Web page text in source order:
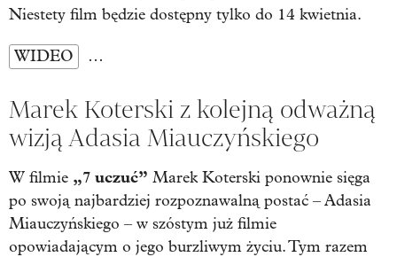
Niestety film będzie dostępny tylko do 14 kwietnia.
WIDEO …
Marek Koterski z kolejną odważną
wizją Adasia Miauczyńskiego
W filmie „7 uczuć” Marek Koterski ponownie sięga
po swoją najbardziej rozpoznawalną postać – Adasia
Miauczyńskiego – w szóstym już filmie
opowiadającym o jego burzliwym życiu. Tym razem